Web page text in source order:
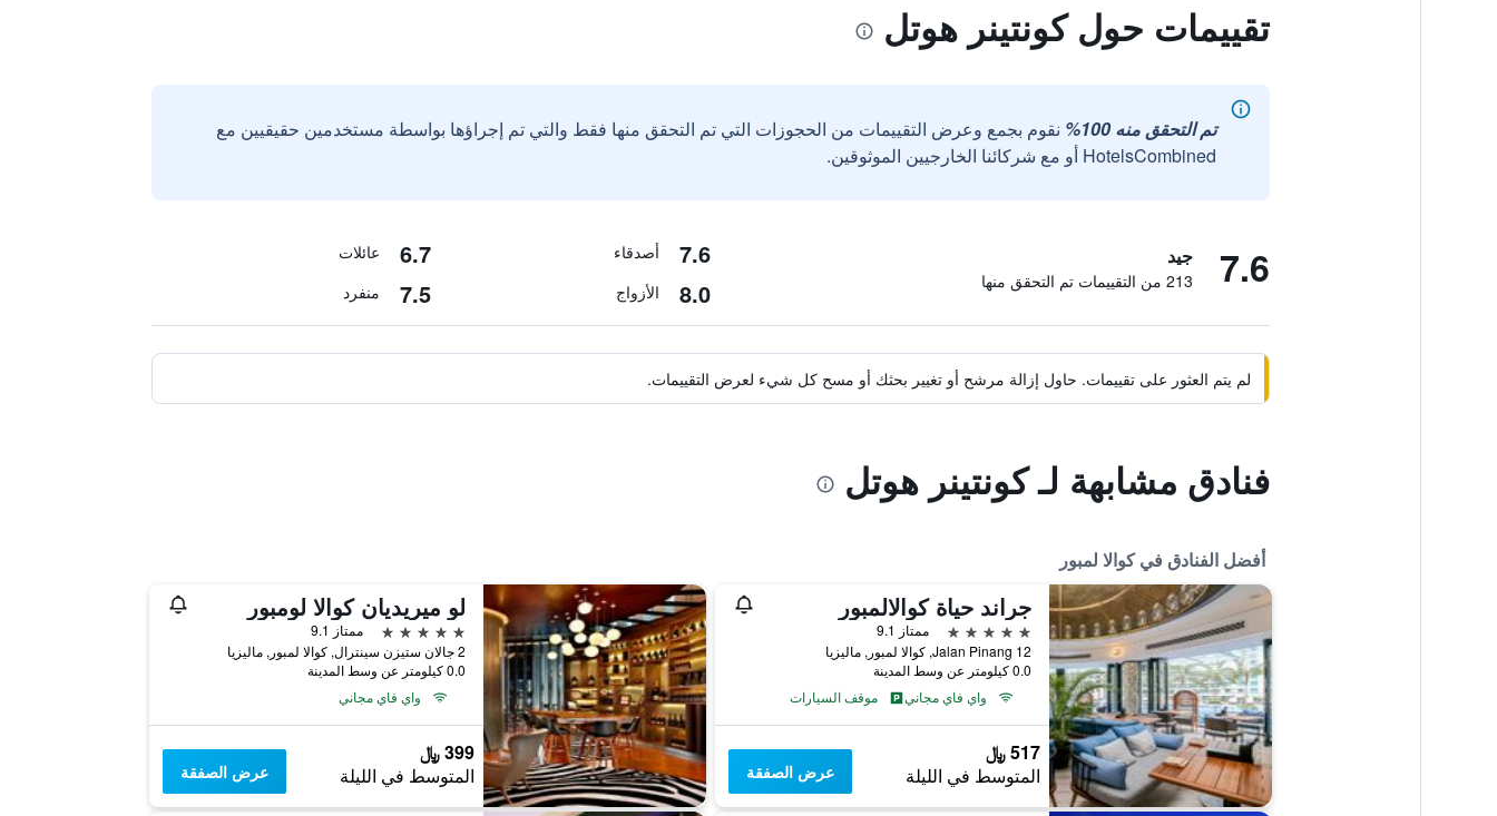
تقييمات حول كونتينر هوتل
تم التحقق منه 100%
نقوم بجمع وعرض التقييمات من الحجوزات التي تم التحقق منها فقط والتي تم إجراؤها بواسطة مستخدمين حقيقيين مع
HotelsCombined أو مع شركائنا الخارجيين الموثوقين.
7.6 جيد
213 من التقييمات تم التحقق منها
7.6 أصدقاء 6.7 عائلات
8.0 الأزواج 7.5 منفرد
لم يتم العثور على تقييمات. حاول إزالة مرشح أو تغيير بحثك أو مسح كل شيء لعرض التقييمات.
فنادق مشابهة لـ كونتينر هوتل
أفضل الفنادق في كوالا لمبور
جراند حياة كوالالمبور
5 نجوم
ممتاز 9.1
12 Jalan Pinang, كوالا لمبور, ماليزيا
0.0 كيلومتر عن وسط المدينة
واي فاي مجاني
موقف السيارات
517 ﷼
المتوسط في الليلة عرض الصفقة
لو ميريديان كوالا لومبور
5 نجوم
ممتاز 9.1
2 جالان ستيزن سينترال, كوالا لمبور, ماليزيا
0.0 كيلومتر عن وسط المدينة
واي فاي مجاني
399 ﷼
المتوسط في الليلة عرض الصفقة